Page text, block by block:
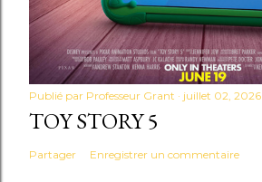
Publié par Professeur Grant juillet 02, 2026
TOY STORY 5
Partager Enregistrer un commentaire